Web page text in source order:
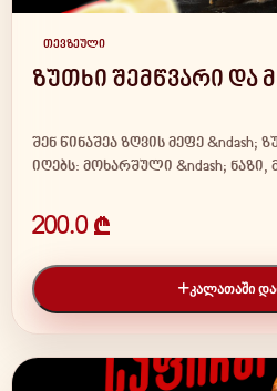
GEL
Day /
თევზეული
ზუთხი შემწვარი და
შენ წინაშეა ზღვის მეფე
იღებს: მოხარშული &ndash; ნაზი,
200.0 ₾
ᲙᲐᲚᲐᲗᲐᲨᲘ